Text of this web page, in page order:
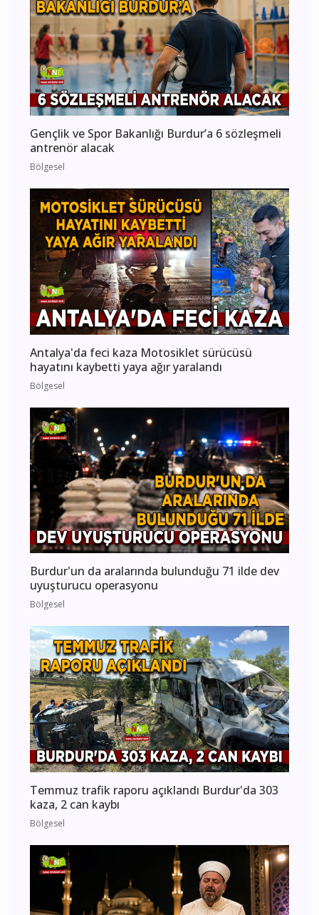
Gençlik ve Spor Bakanlığı Burdur’a 6 sözleşmeli
antrenör alacak
Bölgesel
Antalya'da feci kaza Motosiklet sürücüsü
hayatını kaybetti yaya ağır yaralandı
Bölgesel
Burdur'un da aralarında bulunduğu 71 ilde dev
uyuşturucu operasyonu
Bölgesel
Temmuz trafik raporu açıklandı Burdur'da 303
kaza, 2 can kaybı
Bölgesel